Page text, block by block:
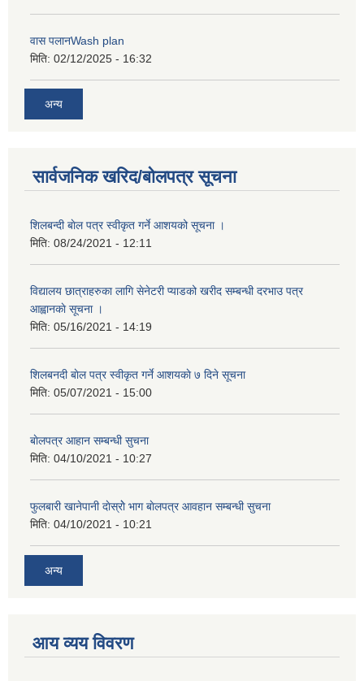
वास पलानWash plan
मिति: 02/12/2025 - 16:32
अन्य
सार्वजनिक खरिद/बोलपत्र सूचना
शिलबन्दी बाेल पत्र स्वीकृत गर्ने आशयको सूचना ।
मिति: 08/24/2021 - 12:11
विद्यालय छात्राहरुका लागि सेनेटरी प्याडको खरीद सम्बन्धी दरभाउ पत्र
आह्वानकाे सूचना ।
मिति: 05/16/2021 - 14:19
शिलबनदी बाेल पत्र स्वीकृत गर्ने आशयकाे ७ दिने सूचना
मिति: 05/07/2021 - 15:00
बाेलपत्र आहान सम्बन्धी सुचना
मिति: 04/10/2021 - 10:27
फुलबारी खानेपानी दाेस्राेे भाग बाेलपत्र आवहान सम्बन्धी सुचना
मिति: 04/10/2021 - 10:21
अन्य
आय व्यय विवरण